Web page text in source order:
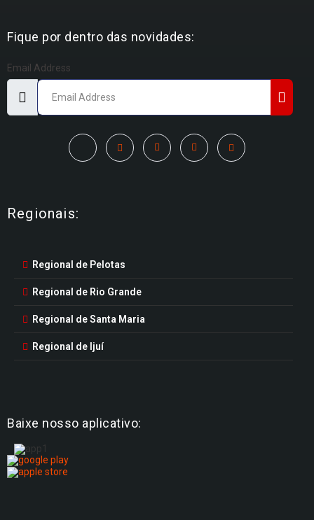
Fique por dentro das novidades:
Email Address
Regionais:
Regional de Pelotas
Regional de Rio Grande
Regional de Santa Maria
Regional de Ijuí
Baixe nosso aplicativo: